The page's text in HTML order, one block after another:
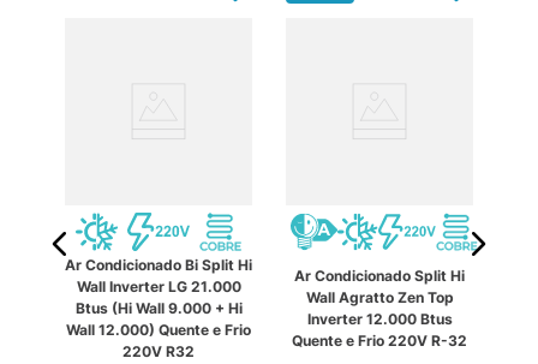
Ar Condicionado Bi Split Hi
Wall Inverter LG 21.000
Btus (Hi Wall 9.000 + Hi
Wall 12.000) Quente e Frio
220V R32
Ar Condicionado Split Hi
Wall Agratto Zen Top
Inverter 12.000 Btus
Quente e Frio 220V R-32